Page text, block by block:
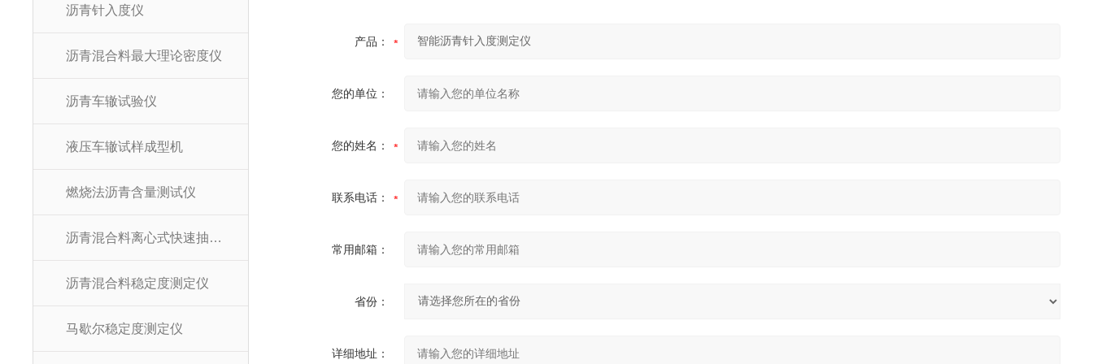
沥青针入度仪
沥青混合料最大理论密度仪
沥青车辙试验仪
液压车辙试样成型机
燃烧法沥青含量测试仪
沥青混合料离心式快速抽提仪
沥青混合料稳定度测定仪
马歇尔稳定度测定仪
产品：
您的单位：
您的姓名：
联系电话：
常用邮箱：
省份：
详细地址：